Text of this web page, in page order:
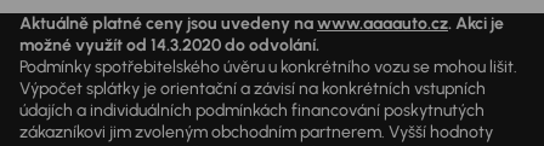
Aktuálně platné ceny jsou uvedeny nawww.aaaauto.cz. Akci je
možné využít od 14.3.2020 do odvolání.
Podmínky spotřebitelského úvěru u konkrétního vozu se mohou lišit.
Výpočet splátky je orientační a závisí na konkrétních vstupních
údajích a individuálních podmínkách financování poskytnutých
zákazníkovi jim zvoleným obchodním partnerem. Vyšší hodnoty